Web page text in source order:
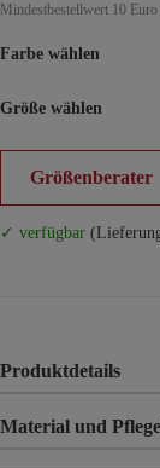
Mindestbestellwert 10 Euro
Farbe wählen
Größe wählen
Größenberater
✓ verfügbar
Produktdetails
Material und